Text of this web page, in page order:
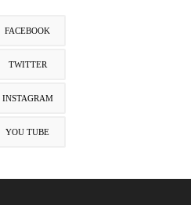
FACEBOOK
TWITTER
INSTAGRAM
YOU TUBE